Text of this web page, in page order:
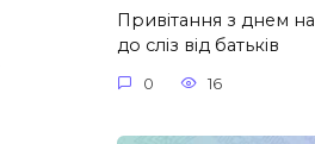
Привітання з днем
до сліз від батьків
0 16